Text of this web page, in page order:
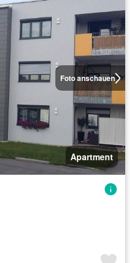
Foto anschauen
Apartment